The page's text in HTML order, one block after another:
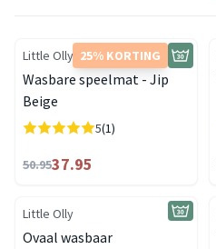
25% KORTING
Little Olly
Wasbare speelmat - Jip
Beige
5(1)
50.9537.95
Little Olly
Ovaal wasbaar